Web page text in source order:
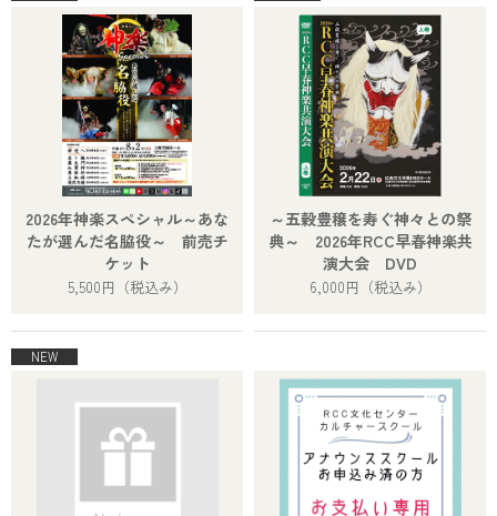
2026年神楽スペシャル～あな
たが選んだ名脇役～ 前売チ
ケット
5,500円 （税込み）
～五穀豊穣を寿ぐ神々との祭
典～ 2026年RCC早春神楽共
演大会 DVD
6,000円 （税込み）